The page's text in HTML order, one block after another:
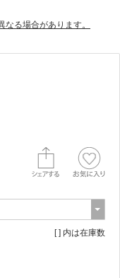
る場合があります。
[ ] 内は在庫数